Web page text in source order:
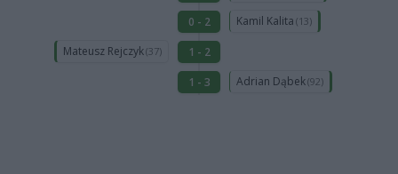
0 - 2 Kamil Kalita (13)
Mateusz Rejczyk(37)
1 - 2
1 - 3
Adrian Dąbek(92)